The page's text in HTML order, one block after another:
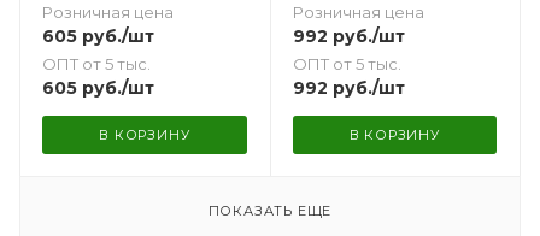
Розничная цена
605 руб./шт
ОПТ от 5 тыс.
605 руб./шт
В КОРЗИНУ
Розничная цена
992 руб./шт
ОПТ от 5 тыс.
992 руб./шт
В КОРЗИНУ
ПОКАЗАТЬ ЕЩЕ